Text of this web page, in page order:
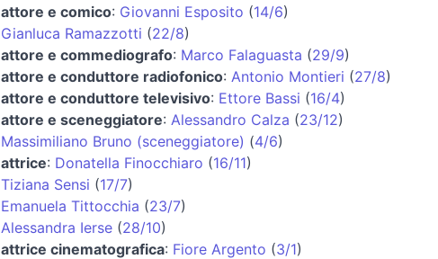
attore e comico: Giovanni Esposito (14/6)
Gianluca Ramazzotti (22/8)
attore e commediografo: Marco Falaguasta (29/9)
attore e conduttore radiofonico: Antonio Montieri (27/8)
attore e conduttore televisivo: Ettore Bassi (16/4)
attore e sceneggiatore: Alessandro Calza (23/12)
Massimiliano Bruno (sceneggiatore) (4/6)
attrice: Donatella Finocchiaro (16/11)
Tiziana Sensi (17/7)
Emanuela Tittocchia (23/7)
Alessandra Ierse (28/10)
attrice cinematografica: Fiore Argento (3/1)